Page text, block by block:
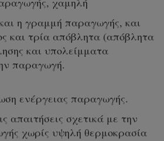
η γραμμή παραγωγής, και
και τρία απόβλητα (απόβλητα
και υπολείμματα
παραγωγή.
ενέργειας παραγωγής.
απαιτήσεις σχετικά με την
χωρίς υψηλή θερμοκρασία